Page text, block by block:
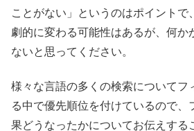
ことがない」というのはポイントで
劇的に変わる可能性はあるが、何か
ないと思ってください。
様々な言語の多くの検索についてフ
る中で優先順位を付けているので、
果どうなったかについてお伝えする